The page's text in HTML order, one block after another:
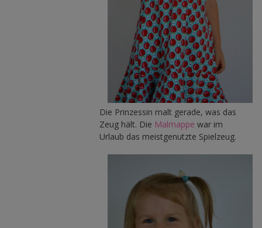
Die Prinzessin malt gerade, was das
Zeug hält. Die Malmappe war im
Urlaub das meistgenutzte Spielzeug.